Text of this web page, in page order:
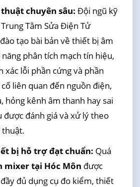
chuyên sâu: Đội ngũ kỹ
Tâm Sửa Điện Tử
tạo bài bản về thiết bị âm
phân tích mạch tín hiệu,
xác lỗi phần cứng và phần
liên quan đến nguồn điện,
hỏng kênh âm thanh hay sai
được đánh giá và xử lý theo
thuật.
bị hỗ trợ đạt chuẩn: Quá
mixer tại Hóc Môn được
đủ dụng cụ đo kiểm, thiết